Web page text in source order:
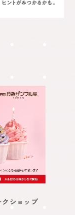
ショップ